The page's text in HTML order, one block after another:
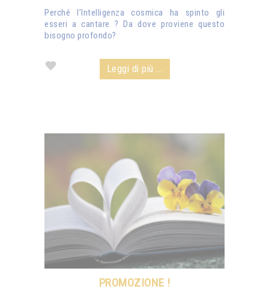
Perché l’Intelligenza cosmica ha spinto gli
esseri a cantare ? Da dove proviene questo
bisogno profondo?
Leggi di più ...
PROMOZIONE !